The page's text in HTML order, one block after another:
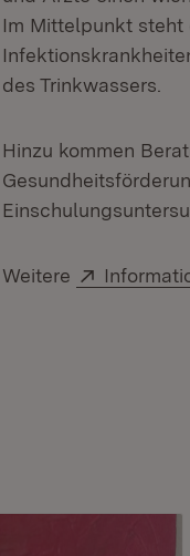
Im Mittelpunkt steht
des Trinkwassers.
Hinzu kommen
Weitere Extern: